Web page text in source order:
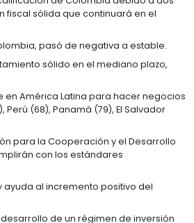
(-38,2%), según las cifras del
economías más grandes del
de crédito, protección o
debido a que en los últimos
colombiana.
a la registrada en 2017